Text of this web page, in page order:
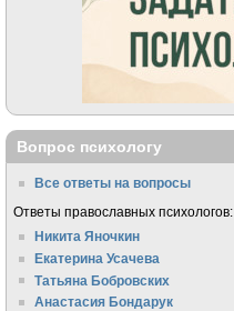
Вопрос психологу
Все ответы на вопросы
Ответы православных психологов:
Никита Яночкин
Екатерина Усачева
Татьяна Бобровских
Анастасия Бондарук